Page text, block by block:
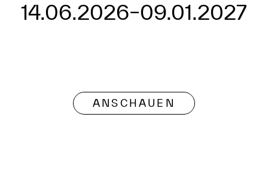
14.06.2026–09.01.2027
ANSCHAUEN